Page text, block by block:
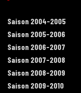
Saison 2004-2005
Saison 2005-2006
Saison 2006-2007
Saison 2007-2008
Saison 2008-2009
Saison 2009-2010